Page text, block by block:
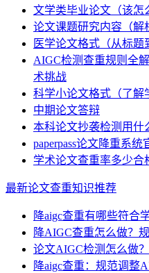
文学类毕业论文（该怎
论文课题研究内容（解
医学论文格式（从标题
AIGC检测查重规则全
术挑战
科学小论文格式（了解
中期论文答辩
本科论文抄袭检测用什
paperpass论文降重系
学术论文查重率多少合
最新论文查重知识推荐
降aigc查重有哪些符合
降AIGC查重怎么做？
论文AIGC检测怎么做
降aigc查重：规范调整